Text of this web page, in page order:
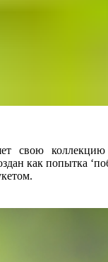
свою
как попытка